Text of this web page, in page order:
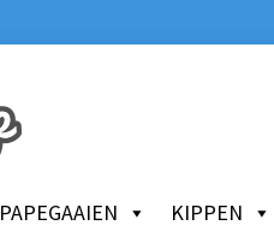
PAPEGAAIEN KIPPEN